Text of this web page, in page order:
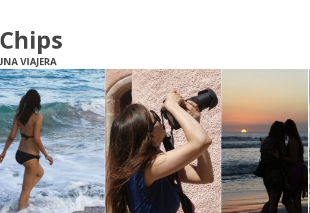
VIAJERA